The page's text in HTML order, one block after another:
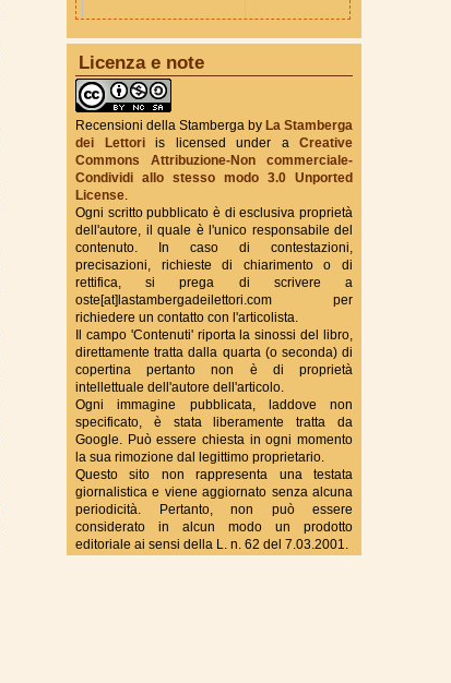
True Fantasy Italy
Licenza e note
Recensioni della Stamberga by La Stamberga
dei Lettoriis licensed under a Creative
Commons Attribuzione-Non commerciale-
Condividi allo stesso modo 3.0 Unported
License.
Ogni scritto pubblicato è di esclusiva proprietà
dell'autore, il quale è l'unico responsabile del
contenuto. In caso di contestazioni,
precisazioni, richieste di chiarimento o di
rettifica, si prega di scrivere a
oste[at]lastambergadeilettori.com per
richiedere un contatto con l'articolista.
Il campo 'Contenuti' riporta la sinossi del libro,
direttamente tratta dalla quarta (o seconda) di
copertina pertanto non è di proprietà
intellettuale dell'autore dell'articolo.
Ogni immagine pubblicata, laddove non
specificato, è stata liberamente tratta da
Google. Può essere chiesta in ogni momento
la sua rimozione dal legittimo proprietario.
Questo sito non rappresenta una testata
giornalistica e viene aggiornato senza alcuna
periodicità. Pertanto, non può essere
considerato in alcun modo un prodotto
editoriale ai sensi della L. n. 62 del 7.03.2001.